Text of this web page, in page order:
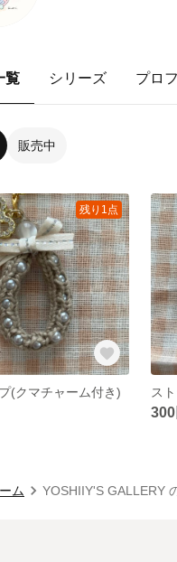
覧 シリーズ プロ
販売中
残り1点
(クマチャーム付き) ス
300
ム YOSHIIY'S GALLERY